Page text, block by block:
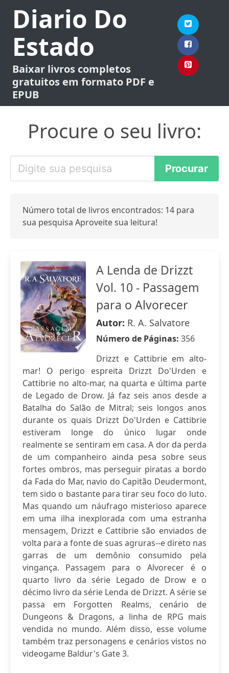
Diario Do
Estado
Baixar livros completos
gratuitos em formato PDF e
EPUB
Procure o seu livro:
Número total de livros encontrados: 14 para
sua pesquisa Aproveite sua leitura!
A Lenda de Drizzt
Vol. 10 - Passagem
para o Alvorecer
Autor: R. A. Salvatore
Número de Páginas: 356
Drizzt e Cattibrie em alto-
mar! O perigo espreita Drizzt Do'Urden e
Cattibrie no alto-mar, na quarta e última parte
de Legado de Drow. Já faz seis anos desde a
Batalha do Salão de Mitral; seis longos anos
durante os quais Drizzt Do'Urden e Cattibrie
estiveram longe do único lugar onde
realmente se sentiram em casa. A dor da perda
de um companheiro ainda pesa sobre seus
fortes ombros, mas perseguir piratas a bordo
da Fada do Mar, navio do Capitão Deudermont,
tem sido o bastante para tirar seu foco do luto.
Mas quando um náufrago misterioso aparece
em uma ilha inexplorada com uma estranha
mensagem, Drizzt e Cattibrie são enviados de
volta para a fonte de suas agruras--e direto nas
garras de um demônio consumido pela
vingança. Passagem para o Alvorecer é o
quarto livro da série Legado de Drow e o
décimo livro da série Lenda de Drizzt. A série se
passa em Forgotten Realms, cenário de
Dungeons & Dragons, a linha de RPG mais
vendida no mundo. Além disso, esse volume
também traz personagens e cenários vistos no
videogame Baldur's Gate 3.